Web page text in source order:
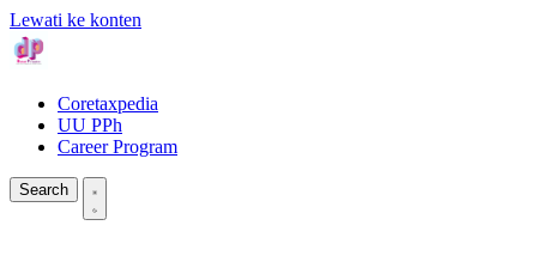
Lewati ke konten
Coretaxpedia
UU PPh
Career Program
Search